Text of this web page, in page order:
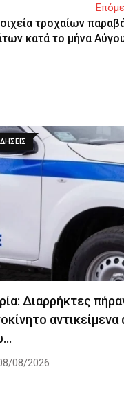
τροχαίων
κατά το μήνα
Διαρρήκτες
αντικείμενα
08/2026